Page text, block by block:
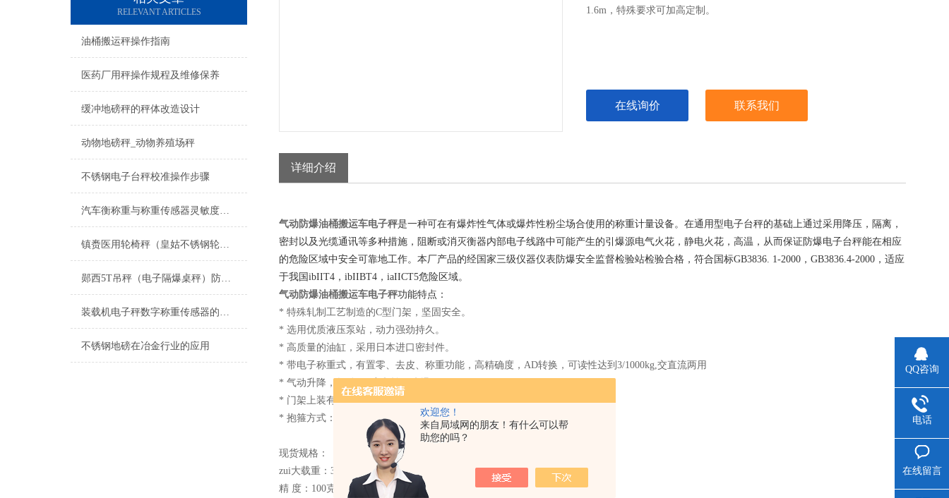
欢迎您！
来自局域网的朋友！有什么可以帮
助您的吗？
RELEVANT ARTICLES
油桶搬运秤操作指南
医药厂用秤操作规程及维修保养
缓冲地磅秤的秤体改造设计
动物地磅秤_动物养殖场秤
不锈钢电子台秤校准操作步骤
汽车衡称重与称重传感器灵敏度的关系
镇赉医用轮椅秤（皇姑不锈钢轮椅秤（绿园防水台秤）临江防腐蚀轮椅秤维修
郧西5T吊秤（电子隔爆桌秤）防爆二氧化碳灌装秤维修
装载机电子秤数字称重传感器的连接方式
不锈钢地磅在冶金行业的应用
1.6m，特殊要求可加高定制。
在线询价 联系我们
详细介绍
气动防爆油桶搬运车电子秤是一种可在有爆炸性气体或爆炸性粉尘场合使用的称重计量设备。在通用型电子台秤的基础上通过采用降压，隔离，
密封以及光缆通讯等多种措施，阻断或消灭衡器内部电子线路中可能产生的引爆源电气火花，静电火花，高温，从而保证防爆电子台秤能在相应
的危险区域中安全可靠地工作。本厂产品的经国家三级仪器仪表防爆安全监督检验站检验合格，符合国标GB3836. 1-2000，GB3836.4-2000，适应
于我国ibIIT4，ibIIBT4，iaIICT5危险区域。
气动防爆油桶搬运车电子秤功能特点：
* 特殊轧制工艺制造的C型门架，坚固安全。
* 选用优质液压泵站，动力强劲持久。
* 高质量的油缸，采用日本进口密封件。
* 带电子称重式，有置零、去皮、称重功能，高精确度，AD转换，可读性达到3/1000kg,交直流两用
* 气动升降，气动360度翻转，防爆
* 门架上装有安全网，保护操作者免受意外伤害。
* 抱箍方式：勾抱两用 或勾式可选
现货规格：
zui大载重：300公斤
精 度：100克
QQ咨询
电话
在线留言